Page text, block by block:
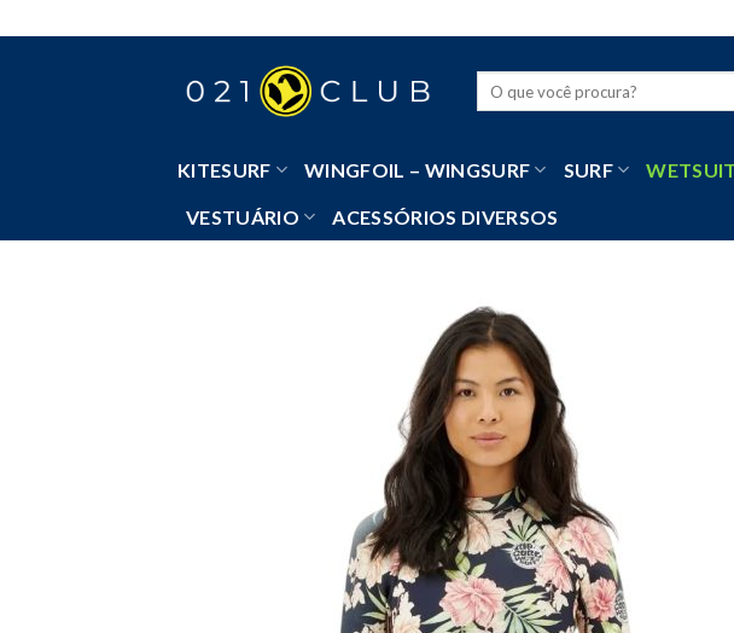
to
KITESURF WINGFOIL – WINGSURF SURF
VESTUÁRIO ACESSÓRIOS DIVERSOS